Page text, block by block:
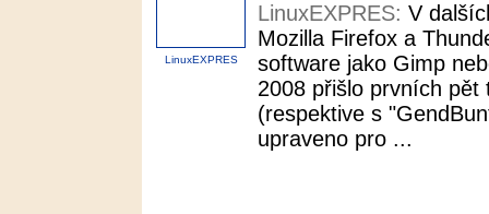
LinuxEXPRES
LinuxEXPRES: V
Mozilla Firefox a
software jako Gimp
2008 přišlo prvních
(respektive s
upraveno pro ...